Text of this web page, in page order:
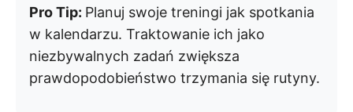
Pro Tip: Planuj swoje treningi jak spotkania
w kalendarzu. Traktowanie ich jako
niezbywalnych zadań zwiększa
prawdopodobieństwo trzymania się rutyny.